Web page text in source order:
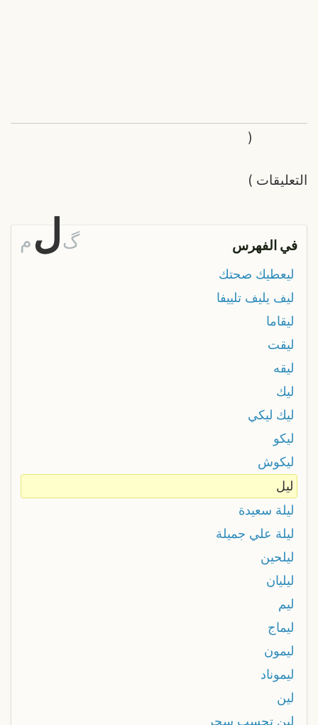
التعليقات
(
)
في الفهرس گل م
ليعطيك صحتك
ليف يليف تلييفا
ليقاما
ليقت
ليقه
ليك
ليك ليكي
ليكو
ليكوش
ليل
ليلة سعيدة
ليلة علي جميلة
ليلحين
ليليان
ليم
ليماج
ليمون
ليموناد
لين
لين تحسب سحر